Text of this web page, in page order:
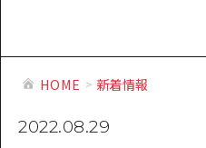
HOME 新着情報
2022.08.29